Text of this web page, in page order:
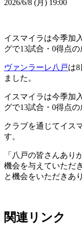
2026/6/8 (月) 19:00
イスマイラは今季加
グで13試合・0得点
ヴァンラーレ八戸は
ました。
イスマイラは今季加
グで13試合・0得点の
クラブを通じてイス
す。
「八戸の皆さんあり
機会を与えていただ
と機会をいただきあ
関連リンク